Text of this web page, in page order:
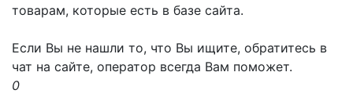
товарам, которые есть в базе сайта.
Если Вы не нашли то, что Вы ищите, обратитесь в
чат на сайте, оператор всегда Вам поможет.
0